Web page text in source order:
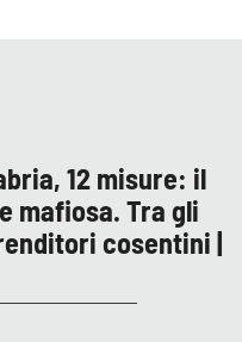
12 misure: il
mafiosa. Tra gli
cosentini |